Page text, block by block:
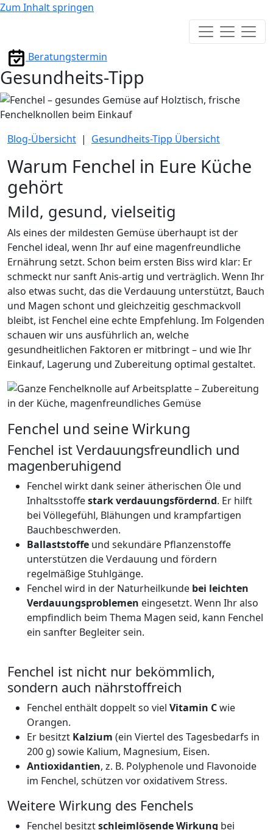
Zum Inhalt springen
Hauptmenü
Beratungstermin
Gesundheits-Tipp
Blog-Übersicht | Gesundheits-Tipp Übersicht
Warum Fenchel in Eure Küche
gehört
Mild, gesund, vielseitig
Als eines der mildesten Gemüse überhaupt ist der
Fenchel ideal, wenn Ihr auf eine magenfreundliche
Ernährung setzt. Schon beim ersten Biss wird klar: Er
schmeckt nur sanft Anis-artig und verträglich. Wenn Ihr
also etwas sucht, das die Verdauung unterstützt, Bauch
und Magen schont und gleichzeitig geschmackvoll
bleibt, ist Fenchel eine echte Empfehlung. Im Folgenden
schauen wir uns ausführlich an, welche
gesundheitlichen Faktoren er mitbringt – und wie Ihr
Einkauf, Lagerung und Zubereitung optimal gestaltet.
Fenchel und seine Wirkung
Fenchel ist Verdauungsfreundlich und
magenberuhigend
Fenchel wirkt dank seiner ätherischen Öle und
Inhaltsstoffestark verdauungsfördernd. Er hilft
bei Völlegefühl, Blähungen und krampfartigen
Bauchbeschwerden.
Ballaststoffe und sekundäre Pflanzenstoffe
unterstützen die Verdauung und fördern
regelmäßige Stuhlgänge.
Fenchel wird in der Naturheilkunde bei leichten
Verdauungsproblemen eingesetzt. Wenn Ihr also
empfindlich beim Thema Magen seid, kann Fenchel
ein sanfter Begleiter sein.
Fenchel ist nicht nur bekömmlich,
sondern auch nährstoffreich
Fenchel enthält doppelt so viel Vitamin Cwie
Orangen.
Er besitzt Kalzium (ein Viertel des Tagesbedarfs in
200 g) sowie Kalium, Magnesium, Eisen.
Antioxidantien, z. B. Polyphenole und Flavonoide
im Fenchel, schützen vor oxidativem Stress.
Weitere Wirkung des Fenchels
Fenchel besitztschleimlösende Wirkung bei